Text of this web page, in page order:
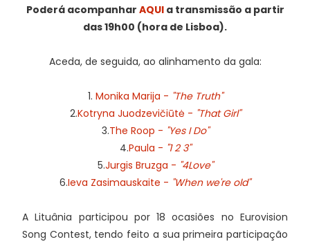
Poderá acompanhar AQUIa transmissão a partir
das 19h00 (hora de Lisboa).
Aceda, de seguida, ao alinhamento da gala:
1. Monika Marija - "The Truth"
2.Kotryna Juodzevičiūtė - "That Girl"
3.The Roop - "Yes I Do"
4.Paula - "1 2 3"
5.Jurgis Bruzga - "4Love"
6.Ieva Zasimauskaite - "When we're old"
A Lituânia participou por 18 ocasiões no Eurovision
Song Contest, tendo feito a sua primeira participação